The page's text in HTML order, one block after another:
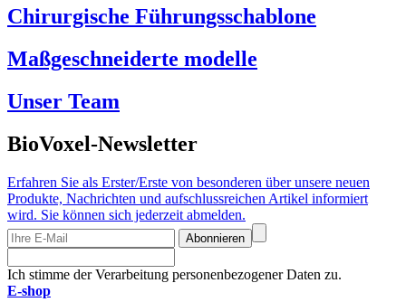
Chirurgische Führungsschablone
Maßgeschneiderte modelle
Unser Team
BioVoxel-Newsletter
Erfahren Sie als Erster/Erste von besonderen über unsere neuen
Produkte, Nachrichten und aufschlussreichen Artikel informiert
wird. Sie können sich jederzeit abmelden.
Abonnieren
Ich stimme der Verarbeitung personenbezogener Daten zu.
E-shop